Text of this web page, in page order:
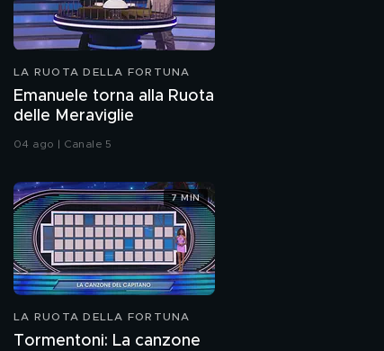
LA RUOTA DELLA FORTUNA
Emanuele torna alla Ruota
delle Meraviglie
04 ago | Canale 5
LA RUOTA DELLA FORTUNA
Tormentoni: La canzone
7 MIN